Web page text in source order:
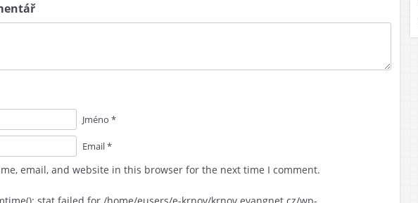
Jméno *
Email *
email, and website in this browser for the next time I comment.